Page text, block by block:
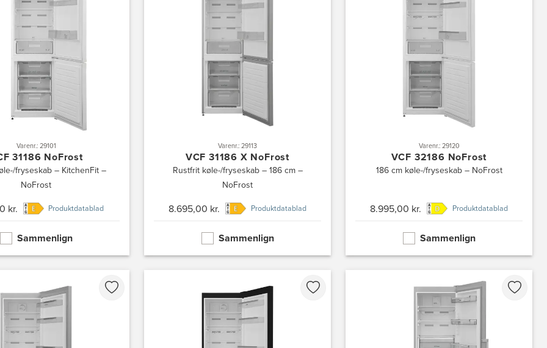
Varenr.: 29101
31186 NoFrost
fryseskab – KitchenFit –
NoFrost
kr. Produktdatablad
Sammenlign
Varenr.: 29113
VCF 31186 X NoFrost
Rustfrit køle-/fryseskab – 186 cm –
NoFrost
8.695,00 kr. Produktdatablad
Sammenlign
Varenr.: 29120
VCF 32186 NoFrost
186 cm køle-/fryseskab – NoFrost
8.995,00 kr. Produktdatablad
Sammenlign